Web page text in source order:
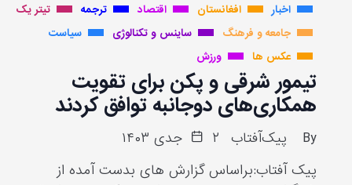
اخبار افغانستان اقتصاد ترجمه
تیتر یک
جامعه و فرهنگ
ساینس و تکنالوژی
سیاست
عکس ها
ورزش
تیمور شرقی و پکن برای تقویت
همکاری‌های دوجانبه توافق کردند
By پیک‌آفتاب
۲ جدی ۱۴۰۳
پیک آفتاب:براساس گزارش های بدست آمده از